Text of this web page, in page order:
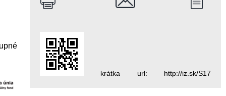
krátka url: http://iz.sk/S17